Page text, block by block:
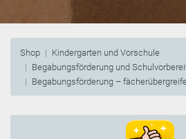
Shop
Kindergarten und Vorschule
Begabungsförderung und
Begabungsförderung –